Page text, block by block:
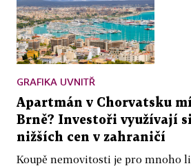
GRAFIKA UVNITŘ
Apartmán v Chorvatsku
Brně? Investoři využívají
nižších cen v zahraničí
Koupě nemovitosti je pro mnoho